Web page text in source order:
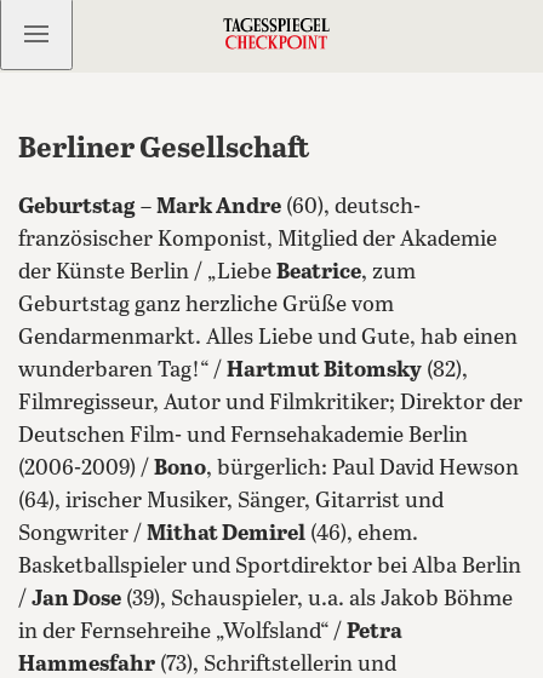
Kostenlos anmelden
Berliner Gesellschaft
Geburtstag – Mark Andre (60), deutsch-
französischer Komponist, Mitglied der Akademie
der Künste Berlin / „Liebe Beatrice, zum
Geburtstag ganz herzliche Grüße vom
Gendarmenmarkt. Alles Liebe und Gute, hab einen
wunderbaren Tag!“ / Hartmut Bitomsky (82),
Filmregisseur, Autor und Filmkritiker; Direktor der
Deutschen Film- und Fernsehakademie Berlin
(2006-2009) / Bono, bürgerlich: Paul David Hewson
(64), irischer Musiker, Sänger, Gitarrist und
Songwriter / Mithat Demirel (46), ehem.
Basketballspieler und Sportdirektor bei Alba Berlin
/ Jan Dose (39), Schauspieler, u.a. als Jakob Böhme
in der Fernsehreihe „Wolfsland“ / Petra
Hammesfahr (73), Schriftstellerin und